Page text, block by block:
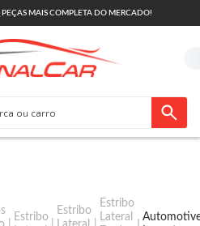
MAIS COMPLETA DO MERCADO!
Estribo
Estribo
Estribo
Lateral